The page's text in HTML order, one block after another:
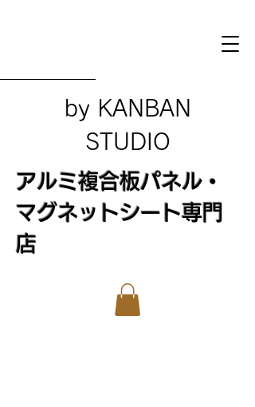
​by KANBAN
STUDIO
アルミ複合板パネル・
マグネットシート専門
店